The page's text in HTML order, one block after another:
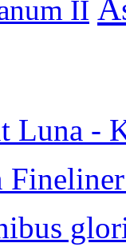
II
Luna -